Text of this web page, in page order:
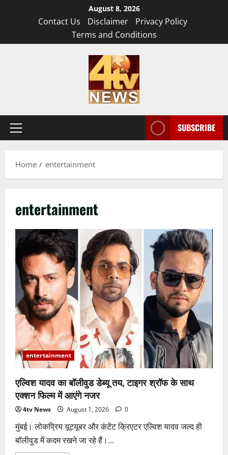
August 8, 2026
Contact Us Disclaimer
Privacy Policy
Terms and Conditions
Primary
SUBSCRIBE
Home entertainment
entertainment
entertainment
एल्विश यादव का बॉलीवुड डेब्यू तय, टाइगर श्रॉफ के साथ
एक्शन फिल्म में आएंगे नजर
4tv News August 1, 2026 0
मुंबई। लोकप्रिय यूट्यूबर और कंटेंट क्रिएटर एल्विश यादव जल्द ही
बॉलीवुड में कदम रखने जा रहे हैं।...